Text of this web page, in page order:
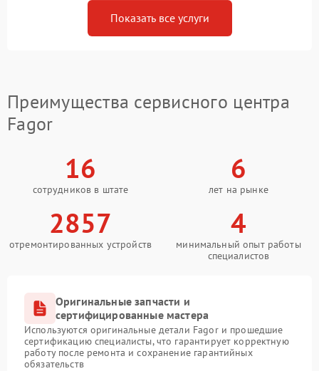
Показать все услуги
Преимущества сервисного центра
Fagor
16
сотрудников в штате
6
лет на рынке
2857
отремонтированных устройств
4
минимальный опыт работы
специалистов
Оригинальные запчасти и
сертифицированные мастера
Используются оригинальные детали Fagor и прошедшие
сертификацию специалисты, что гарантирует корректную
работу после ремонта и сохранение гарантийных
обязательств